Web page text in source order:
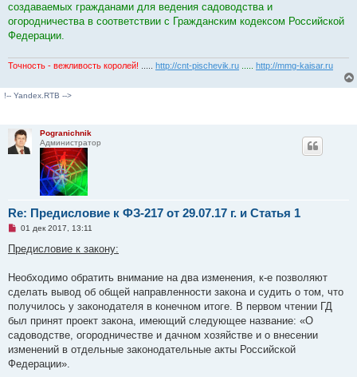
с
о
б
е
н
создаваемых гражданами для ведения садоводства и
огородничества в соответствии с Гражданским кодексом Российской
Федерации.
Точность - вежливость королей! http://cnt-pischevik.ru http://mmg-kaisar.ru
!-- Yandex.RTB -->
Pogranichnik
Администратор
Re: Предисловие к ФЗ-217 от 29.07.17 г. и Статья 1
Н
п
р
ч
т
а
н
о
е
с
о
о
01 дек 2017, 13:11
Предисловие к закону:
Необходимо обратить внимание на два изменения, к-е позволяют
сделать вывод об общей направленности закона и судить о том, что
получилось у законодателя в конечном итоге. В первом чтении ГД
был принят проект закона, имеющий следующее название: «О
садоводстве, огородничестве и дачном хозяйстве и о внесении
изменений в отдельные законодательные акты Российской
Федерации».